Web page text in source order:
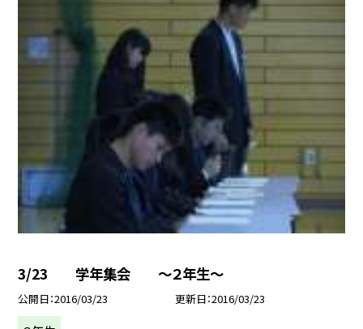
3/23 学年集会 〜２年生〜
公開日 2016/03/23 更新日 2016/03/23